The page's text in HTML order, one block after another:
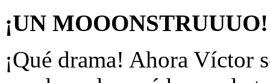
¡UN MOOONSTRUUUO!
¡Qué drama! Ahora Víctor